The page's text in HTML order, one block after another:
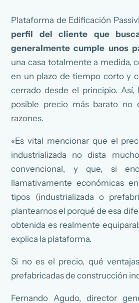
Plataforma de Edificación
perfil del cliente que
generalmente cumple unos
una casa totalmente a medida,
en un plazo de tiempo corto y
cerrado desde el principio. Así,
posible precio más barato no
razones.
«Es vital mencionar que el
industrializada no dista
convencional, y que, si
llamativamente económicas
tipos (industrializada o
plantearnos el porqué de esa
obtenida es realmente
explica la plataforma.
Si no es el precio, qué
prefabricadas de construcción
Fernando Agudo, director